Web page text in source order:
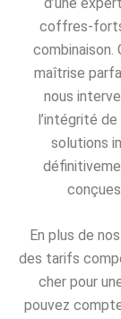
coffres-
combinaison.
maîtrise
nous
l’intégrité
solutions
En plus de
des tarifs
cher pour
pouvez